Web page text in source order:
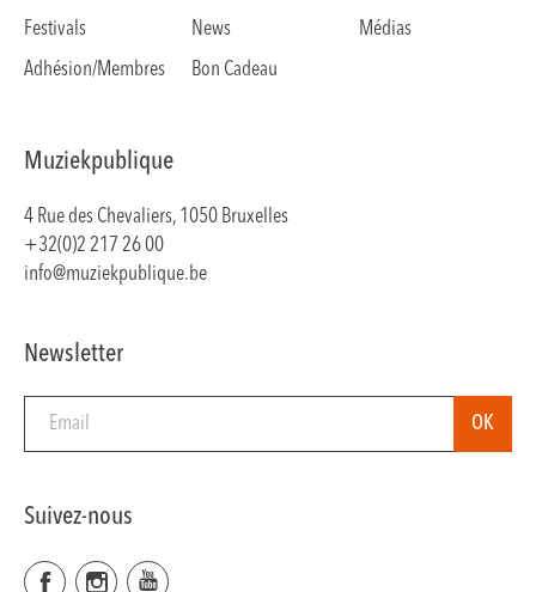
Festivals
News
Médias
Adhésion/Membres
Bon Cadeau
Muziekpublique
4 Rue des Chevaliers, 1050 Bruxelles
+32(0)2 217 26 00
info@muziekpublique.be
Newsletter
Suivez-nous